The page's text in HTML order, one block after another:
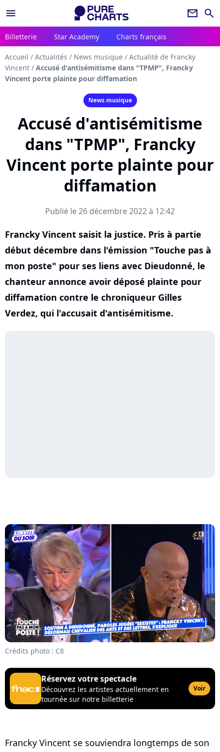
menu newsletter search
Billetterie Star Academy Charts français
Accueil / Actualités / News musique / Actualité de Francky
Vincent / Accusé d'antisémitisme dans "TPMP", Francky
Vincent porte plainte pour diffamation
News musique
Accusé d'antisémitisme
dans "TPMP", Francky
Vincent porte plainte pour
diffamation
Publié le 26 décembre 2022 à 12:42
Francky Vincent saisit la justice. Pris à partie
début décembre dans l'émission "Touche pas à
mon poste" pour ses liens avec Dieudonné, le
chanteur annonce avoir déposé plainte pour
diffamation contre le chroniqueur Gilles
Verdez, qui l'accusait d'antisémitisme.
Crédits photo : C8
Réservez votre spectacle
Découvrez les artistes actuellement en
tournée sur notre billetterie
Voir
Francky Vincent se souviendra longtemps de son